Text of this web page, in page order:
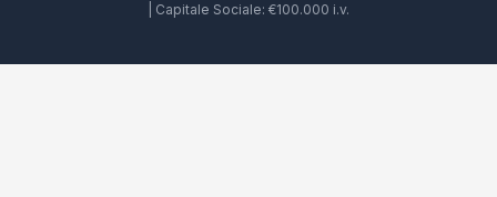
| Capitale Sociale: €100.000 i.v.